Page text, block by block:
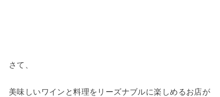
さて、
美味しいワインと料理をリーズナブルに楽しめるお店が